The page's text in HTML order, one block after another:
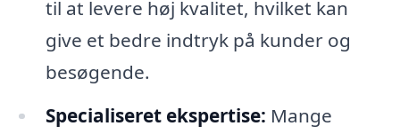
til at levere høj kvalitet, hvilket kan
give et bedre indtryk på kunder og
besøgende.
Specialiseret ekspertise: Mange